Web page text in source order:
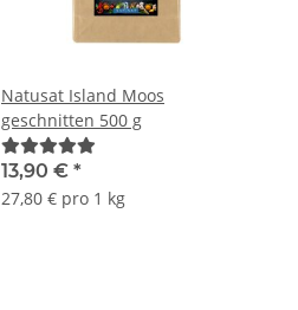
Natusat Island Moos
geschnitten 500 g
13,90 € *
27,80 € pro 1 kg